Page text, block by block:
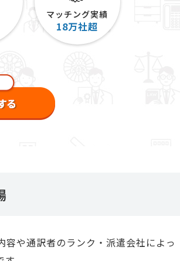
マッチング実績
18万社超
や通訳者のランク・派遣会社によっ